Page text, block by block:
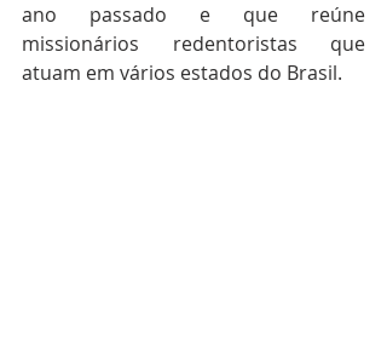
ano passado e que reúne
missionários redentoristas que
atuam em vários estados do Brasil.